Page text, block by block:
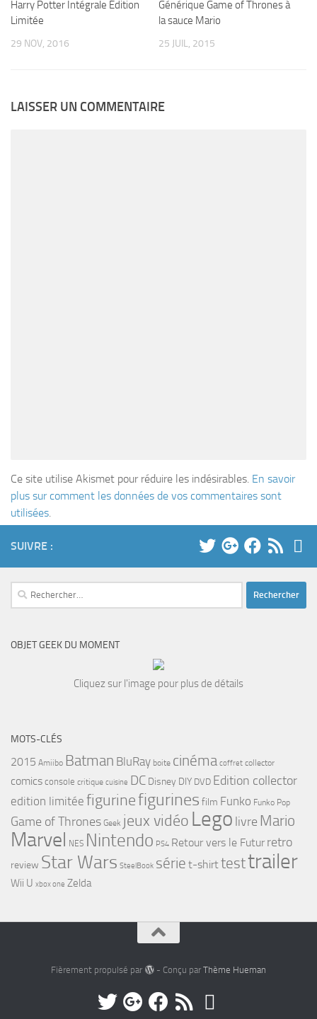
Harry Potter Intégrale Édition
Limitée
29 NOV, 2016
Générique Game of Thrones à
la sauce Mario
25 JUIL, 2015
LAISSER UN COMMENTAIRE
Ce site utilise Akismet pour réduire les indésirables. En savoir
plus sur comment les données de vos commentaires sont
utilisées.
SUIVRE :
Rechercher :
OBJET GEEK DU MOMENT
Cliquez sur l'image pour plus de détails
MOTS-CLÉS
2015 Amiibo Batman BluRay boite cinéma coffret collector
comics console critique cuisine DC Disney DIY DVD Edition collector
edition limitée figurinefigurines film Funko Funko Pop
Game of Thrones Geek jeux vidéo Lego livre Mario
Marvel NES Nintendo PS4 Retour vers le Futur retro
review Star Wars SteelBook série t-shirttesttrailer
Wii U xbox one Zelda
Fièrement propulsé par - Conçu par Thème Hueman